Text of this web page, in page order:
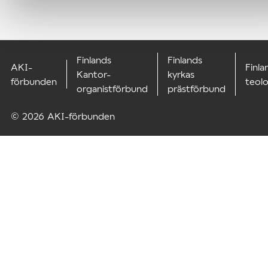
© 2026 AKI-förbunden
AKI-
förbunden
Finlands
Kantor-
organistförbund
Finlands
kyrkas
prästförbund